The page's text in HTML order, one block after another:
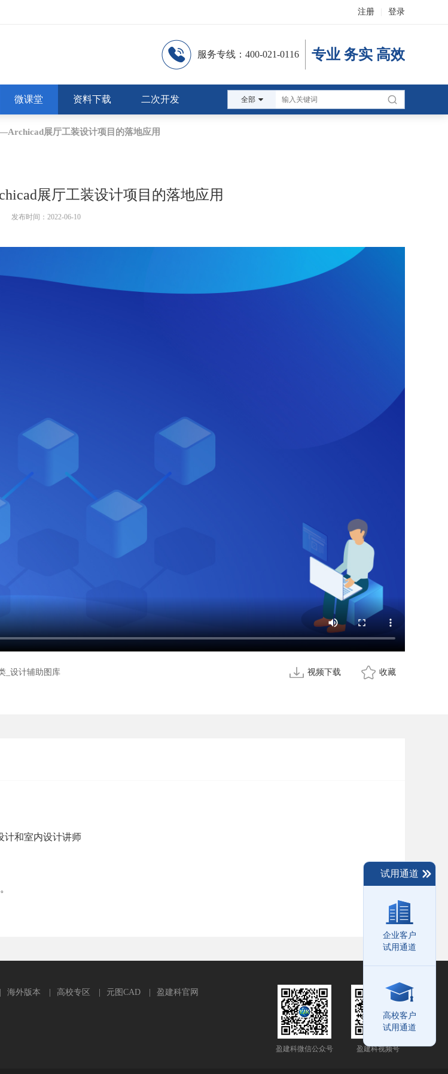
注册 登录
服务专线：400-021-0116 专业 务实 高效
微课堂 资料下载 二次开发 全部
展厅工装设计项目的落地应用
展厅工装设计项目的落地应用
发布时间：2022-06-10
_设计辅助图库 视频下载 收藏
计和室内设计讲师
海外版本 高校专区 元图CAD 盈建科官网
盈建科微信公众号 盈建科视频号
试用通道
企业客户
试用通道
高校客户
试用通道